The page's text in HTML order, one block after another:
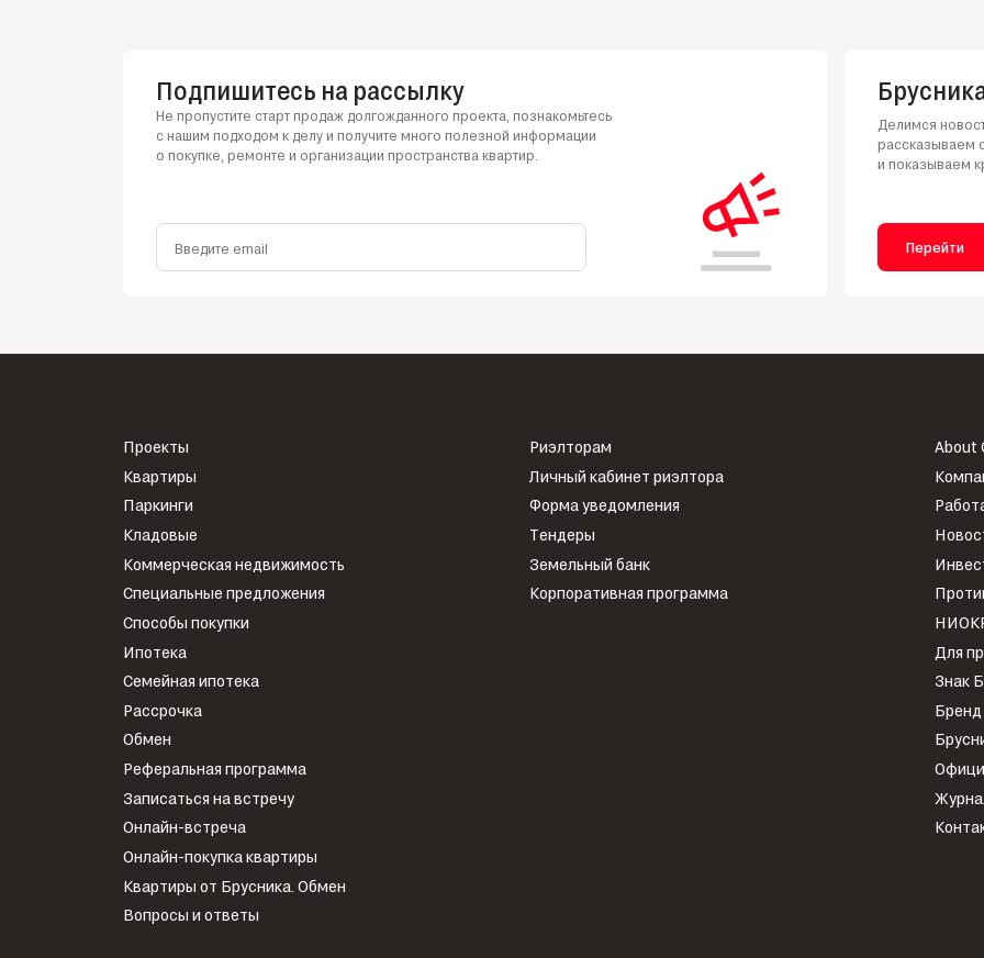
Подпишитесь на рассылку
Не пропустите старт продаж долгожданного проекта, познакомьтесь
с нашим подходом к делуи получите много полезной информации
о покупке, ремонте и организации пространства квартир.
Введите email
Делимся
рассказываем
и показываем
Перейти
Проекты
Квартиры
Паркинги
Кладовые
Коммерческая недвижимость
Специальные предложения
Способы покупки
Ипотека
Семейная ипотека
Рассрочка
Обмен
Реферальная программа
Записаться на встречу
Онлайн-встреча
Онлайн-покупка квартиры
Квартиры от Брусника. Обмен
Вопросы и ответы
Риэлторам
Личный кабинет риэлтора
Форма уведомления
Тендеры
Земельный банк
Корпоративная программа
About
Для
Знак